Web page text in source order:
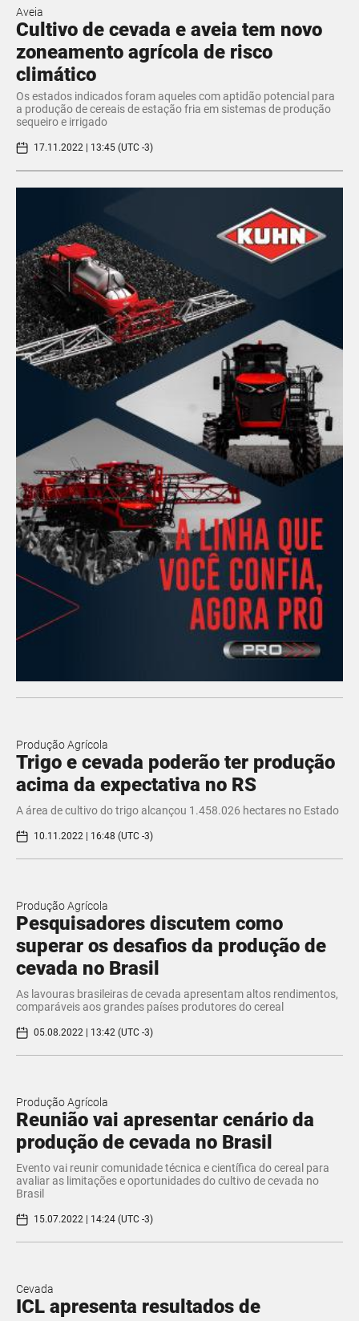
Aveia
Cultivo de cevada e aveia tem novo
zoneamento agrícola de risco
climático
Os estados indicados foram aqueles com aptidão potencial para
a produção de cereais de estação fria em sistemas de produção
sequeiro e irrigado
17.11.2022 | 13:45 (UTC -3)
Produção Agrícola
Trigo e cevada poderão ter produção
acima da expectativa no RS
A área de cultivo do trigo alcançou 1.458.026 hectares no Estado
10.11.2022 | 16:48 (UTC -3)
Produção Agrícola
Pesquisadores discutem como
superar os desafios da produção de
cevada no Brasil
As lavouras brasileiras de cevada apresentam altos rendimentos,
comparáveis aos grandes países produtores do cereal
05.08.2022 | 13:42 (UTC -3)
Produção Agrícola
Reunião vai apresentar cenário da
produção de cevada no Brasil
Evento vai reunir comunidade técnica e científica do cereal para
avaliar as limitações e oportunidades do cultivo de cevada no
Brasil
15.07.2022 | 14:24 (UTC -3)
Cevada
ICL apresenta resultados de